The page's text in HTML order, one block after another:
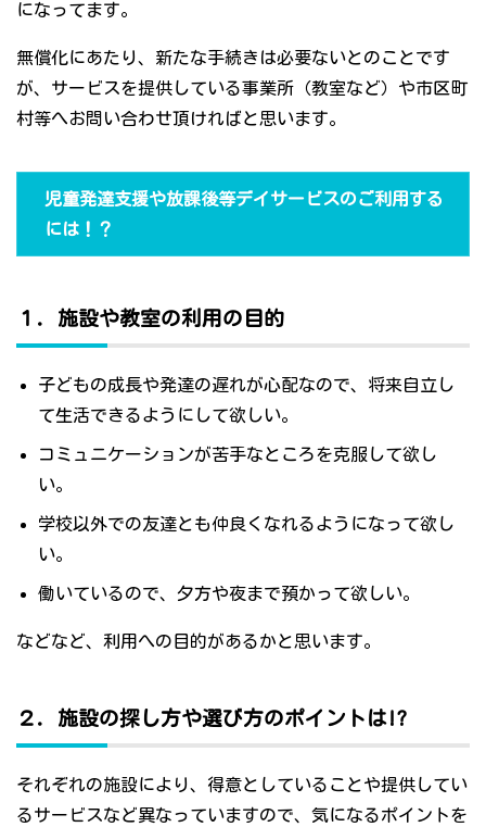
になってます。
無償化にあたり、新たな手続きは必要ないとのことです
が、サービスを提供している事業所（教室など）や市区町
村等へお問い合わせ頂ければと思います。
児童発達支援や放課後等デイサービスのご利用する
には！？
１．施設や教室の利用の目的
子どもの成長や発達の遅れが心配なので、将来自立し
て生活できるようにして欲しい。
コミュニケーションが苦手なところを克服して欲し
い。
学校以外での友達とも仲良くなれるようになって欲し
い。
働いているので、夕方や夜まで預かって欲しい。
などなど、利用への目的があるかと思います。
２．施設の探し方や選び方のポイントは!?
それぞれの施設により、得意としていることや提供してい
るサービスなど異なっていますので、気になるポイントを